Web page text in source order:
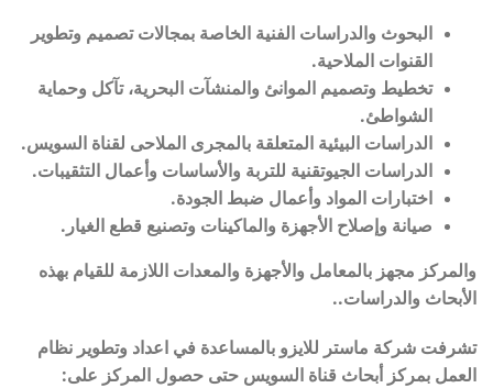
البحوث والدراسات الفنية الخاصة بمجالات تصميم وتطوير
القنوات الملاحية.
تخطيط وتصميم الموانئ والمنشآت البحرية، تآكل وحماية
الشواطئ.
الدراسات البيئية المتعلقة بالمجرى الملاحى لقناة السويس.
الدراسات الجيوتقنية للتربة والأساسات وأعمال التثقيبات.
اختبارات المواد وأعمال ضبط الجودة.
صيانة وإصلاح الأجهزة والماكينات وتصنيع قطع الغيار.
والمركز مجهز بالمعامل والأجهزة والمعدات اللازمة للقيام بهذه
الأبحاث والدراسات..
تشرفت شركة ماستر للايزو بالمساعدة في اعداد وتطوير نظام
العمل بمركز أبحاث قناة السويس حتى حصول المركز على: